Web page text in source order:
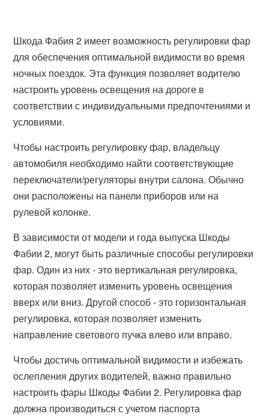
Шкода Фабия 2 имеет возможность регулировки фар
для обеспечения оптимальной видимости во время
ночных поездок. Эта функция позволяет водителю
настроить уровень освещения на дороге в
соответствии с индивидуальными предпочтениями и
условиями.
Чтобы настроить регулировку фар, владельцу
автомобиля необходимо найти соответствующие
переключатели/регуляторы внутри салона. Обычно
они расположены на панели приборов или на
рулевой колонке.
В зависимости от модели и года выпуска Шкоды
Фабии 2, могут быть различные способы регулировки
фар. Один из них - это вертикальная регулировка,
которая позволяет изменить уровень освещения
вверх или вниз. Другой способ - это горизонтальная
регулировка, которая позволяет изменить
направление светового пучка влево или вправо.
Чтобы достичь оптимальной видимости и избежать
ослепления других водителей, важно правильно
настроить фары Шкоды Фабии 2. Регулировка фар
должна производиться с учетом паспорта